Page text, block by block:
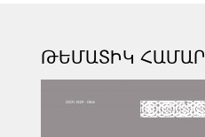
ԹԵՄԱՏԻԿ ՀԱՄԱՐ